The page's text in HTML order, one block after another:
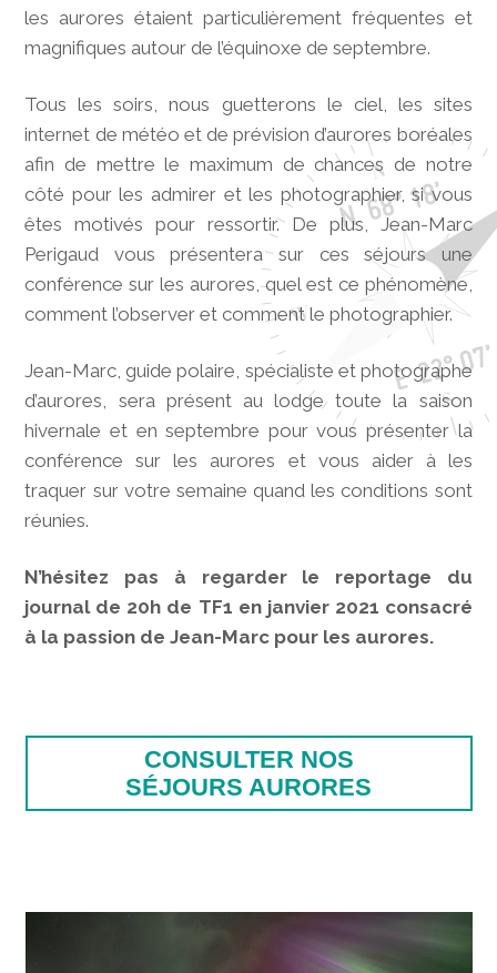
les aurores étaient particulièrement fréquentes et
magnifiques autour de l’équinoxe de septembre.
Tous les soirs, nous guetterons le ciel, les sites
internet de météo et de prévision d’aurores boréales
afin de mettre le maximum de chances de notre
côté pour les admirer et les photographier, si vous
êtes motivés pour ressortir. De plus, Jean-Marc
Perigaud vous présentera sur ces séjours une
conférence sur les aurores, quel est ce phénomène,
comment l’observer et comment le photographier.
Jean-Marc, guide polaire, spécialiste et photographe
d’aurores, sera présent au lodge toute la saison
hivernale et en septembre pour vous présenter la
conférence sur les aurores et vous aider à les
traquer sur votre semaine quand les conditions sont
réunies.
N’hésitez pas à regarder le reportage du
journal de 20h de TF1 en janvier 2021 consacré
à la passion de Jean-Marc pour les aurores.
CONSULTER NOS
SÉJOURS AURORES